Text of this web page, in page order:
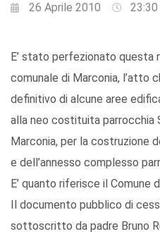
26 Aprile 2010 23:30
E’ stato perfezionato questa
comunale di Marconia, l’atto
definitivo di alcune aree
alla neo costituita parrocchia
Marconia, per la costruzione
e dell’annesso complesso
E’ quanto riferisce il Comune
Il documento pubblico di
sottoscritto da padre Bruno